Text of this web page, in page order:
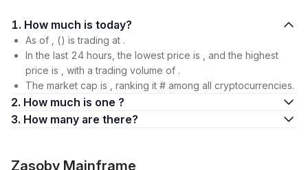
1. How much is today?
As of , () is trading at .
In the last 24 hours, the lowest price is , and the highest
price is , with a trading volume of .
The market cap is , ranking it # among all cryptocurrencies.
2. How much is one ?
3. How many are there?
Zasoby Mainframe